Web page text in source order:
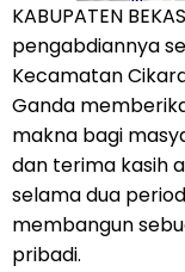
KABUPATEN
pengabdiannya
Kecamatan
Ganda
makna bagi
dan terima kasih
selama dua
membangun
pribadi.